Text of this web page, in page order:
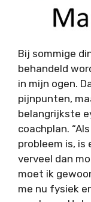
Bij sommige
behandeld
in mijn ogen.
pijnpunten,
belangrijkste
coachplan.
probleem is, is
verveel dan
moet ik
me nu fysiek